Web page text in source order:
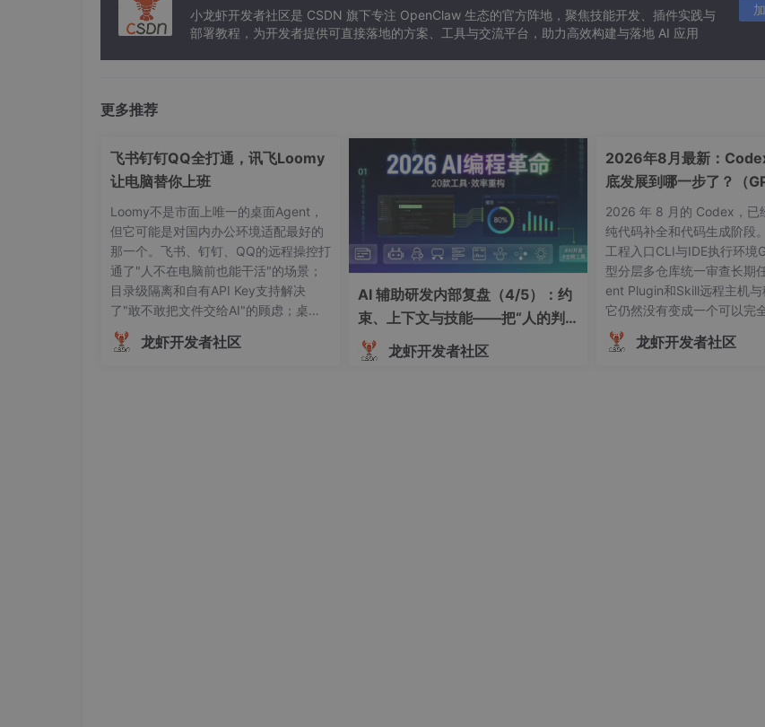
这张图是一张开源社区代码仓库星标数量的历史走势对比图。
蓝色线条是 React，前端开发 框架。
黄色线条是Linux ，操作系统内核。
小龙虾开发者社区是 CSDN 旗下专注 OpenClaw 生态的官方阵地，聚焦技能开发、插件实践与
部署教程，为开发者提供可直接落地的方案、工具与交流平台，助力高效构建与落地 AI 应用
更多推荐
飞书钉钉QQ全打通，讯飞Loomy
让电脑替你上班
Loomy不是市面上唯一的桌面Agent，
但它可能是对国内办公环境适配最好的
那一个。飞书、钉钉、QQ的远程操控打
通了"人不在电脑前也能干活"的场景；
目录级隔离和自有API Key支持解决
了"敢不敢把文件交给AI"的顾虑；桌面
宠物和卡通界面则让冰冷的工具协作多
了一丝温度。它目前的短板也很明确：
龙虾开发者社区
AI 辅助研发内部复盘（4/5）：约
束、上下文与技能——把“人的判
断”工程化
龙虾开发者社区
2026年8月最新：
底发展到哪一步了？（
ChatGPT Pro分享）
2026 年 8 月的 Codex，已
纯代码补全和代码生成阶段
工程入口CLI与IDE执行环境
型分层多仓库统一审查长期
ent Plugin和Skill远程主机与
它仍然没有变成一个可以完
者判断的自动程序员。当前
位是：Codex 是一个由开发
龙虾开发者社区